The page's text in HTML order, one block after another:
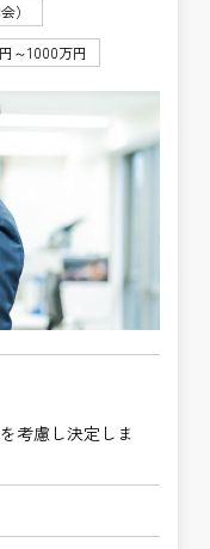
）
～1000万円
考慮し決定しま